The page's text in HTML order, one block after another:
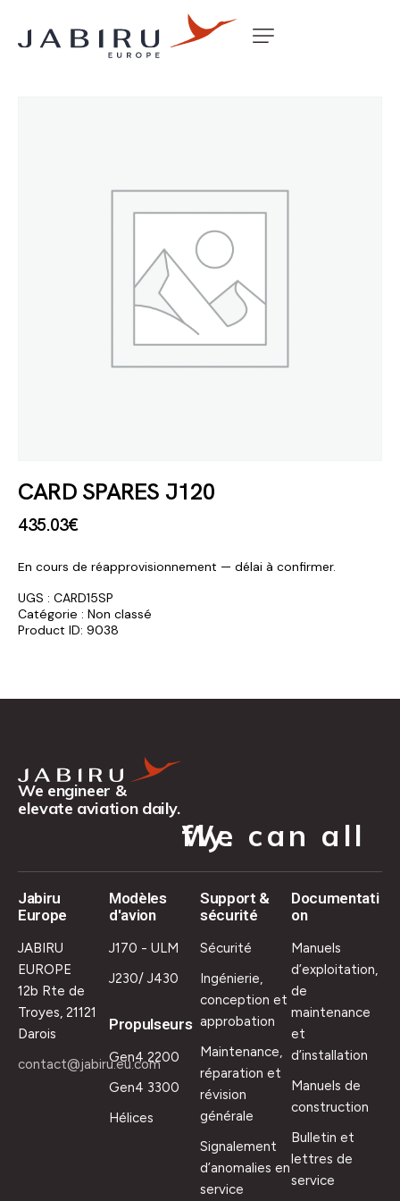
Accueil Non classé
CARD SPARES J120
435.03€
En cours de réapprovisionnement — délai à confirmer.
UGS : CARD15SP
Catégorie : Non classé
Product ID: 9038
We engineer &
elevate aviation daily.
We can all fly.
Jabiru
Europe
JABIRU
EUROPE
12b Rte de
Troyes, 21121
Darois
contact@jabiru.eu.com
Modèles
d'avion
J170 - ULM
J230/ J430
Propulseurs
Gen4 2200
Gen4 3300
Hélices
Support &
sécurité
Sécurité
Ingénierie,
conception et
approbation
Maintenance,
réparation et
révision
générale
Signalement
d’anomalies en
service
Documentati
on
Manuels
d’exploitation,
de
maintenance
et
d’installation
Manuels de
construction
Bulletin et
lettres de
service